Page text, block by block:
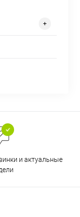
и актуальные